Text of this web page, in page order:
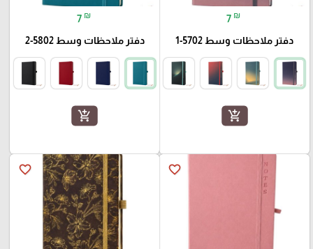
7 ₪
دفتر ملاحظات وسط 5702-1
add_shopping_cart
7 ₪
دفتر ملاحظات وسط 5802-2
add_shopping_cart
favorite_border
favorite_border